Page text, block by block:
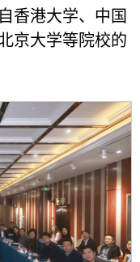
香港大学、中国
京大学等院校的